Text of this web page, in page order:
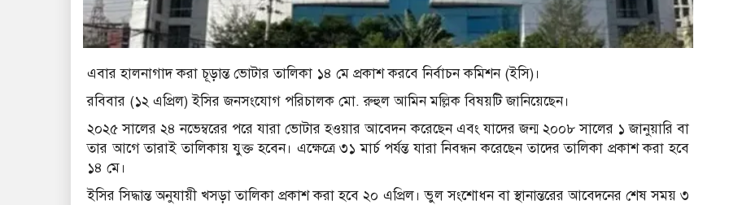
এবার হালনাগাদ করা চূড়ান্ত ভোটার তালিকা ১৪ মে প্রকাশ করবে নির্বাচন কমিশন (ইসি)।
রবিবার (১২ এপ্রিল) ইসির জনসংযোগ পরিচালক মো. রুহুল আমিন মল্লিক বিষয়টি জানিয়েছেন।
২০২৫ সালের ২৪ নভেম্বরের পরে যারা ভোটার হওয়ার আবেদন করেছেন এবং যাদের জন্ম ২০০৮ সালের ১ জানুয়ারি বা
তার আগে তারাই তালিকায় যুক্ত হবেন। এক্ষেত্রে ৩১ মার্চ পর্যন্ত যারা নিবন্ধন করেছেন তাদের তালিকা প্রকাশ করা হবে
১৪ মে।
ইসির সিদ্ধান্ত অনুযায়ী খসড়া তালিকা প্রকাশ করা হবে ২০ এপ্রিল। ভুল সংশোধন বা স্থানান্তরের আবেদনের শেষ সময় ৩